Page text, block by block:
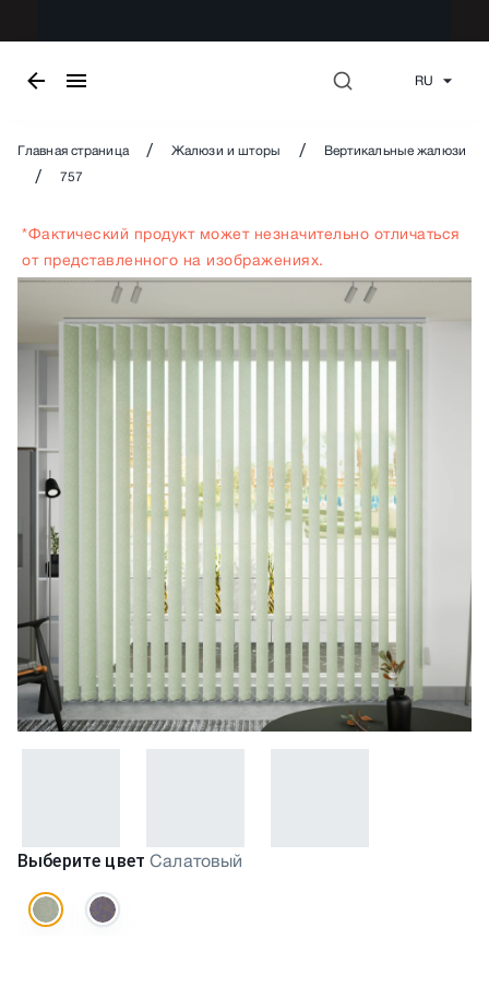
RU
Главная страница / Жалюзи и шторы / Вертикальные жалюзи
/ 757
*Фактический продукт может незначительно отличаться
от представленного на изображениях.
Выберите цвет Салатовый